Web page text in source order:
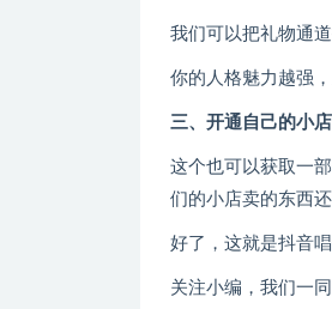
我们可以把礼物通
你的人格魅力越强
三、开通自己的小店
这个也可以获取一
们的小店卖的东西
好了，这就是抖音
关注小编，我们一同